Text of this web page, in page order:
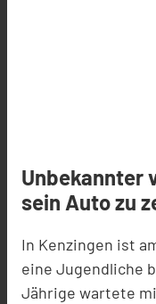
Unbekannter
sein Auto zu
In Kenzingen ist
eine Jugendliche
Jährige wartete